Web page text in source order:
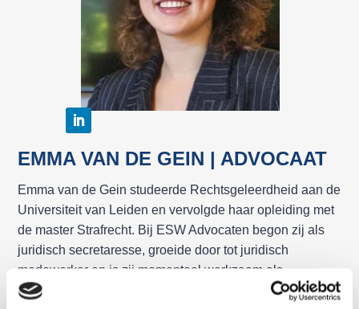
EMMA VAN DE GEIN | ADVOCAAT
Emma van de Gein studeerde Rechtsgeleerdheid aan de
Universiteit van Leiden en vervolgde haar opleiding met
de master Strafrecht. Bij ESW Advocaten begon zij als
juridisch secretaresse, groeide door tot juridisch
medewerker en is zij momenteel werkzaam als
advocaat. Emma is in 2025 beëdigd.